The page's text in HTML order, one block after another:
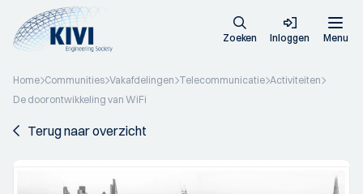
Zoeken Inloggen Menu
Home Communities Vakafdelingen Telecommunicatie Activiteiten
De doorontwikkeling van WiFi
Terug naar overzicht